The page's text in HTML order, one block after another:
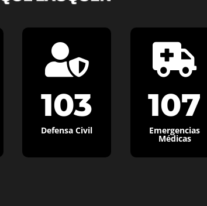

103
Defensa Civil

107
Emergencias
Médicas